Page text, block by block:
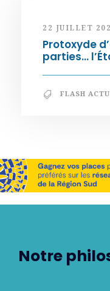
22 JUILLET
Protoxyde
parties…
FLASH ACTU
Notre